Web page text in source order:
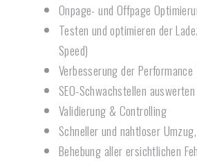
Onpage- und Offpage
Testen und optimieren der
Speed)
Verbesserung der Performance
SEO-Schwachstellen
Validierung & Controlling
Schneller und nahtloser
Behebung aller ersichtlichen